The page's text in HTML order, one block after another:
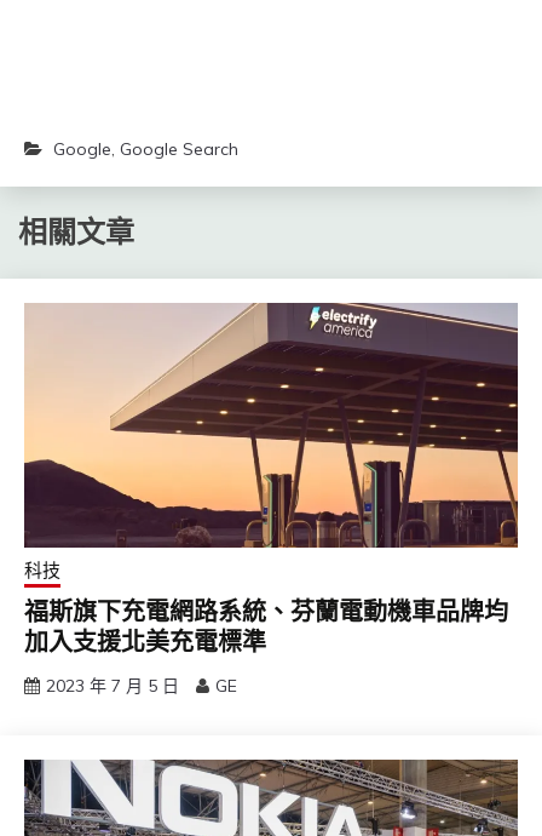
Google, Google Search
相關文章
科技
福斯旗下充電網路系統、芬蘭電動機車品牌均
加入支援北美充電標準
2023 年 7 月 5 日 GE